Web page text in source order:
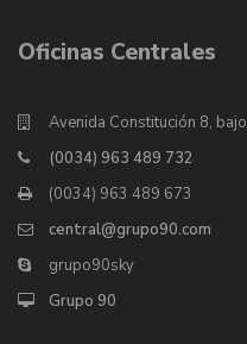
Oficinas Centrales
Avenida Constitución 8, bajo
(0034) 963 489 732
(0034) 963 489 673
central@grupo90.com
grupo90sky
Grupo 90